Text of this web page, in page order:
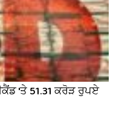
'ਤੇ 51.31 ਕਰੋੜ ਰੁਪਏ